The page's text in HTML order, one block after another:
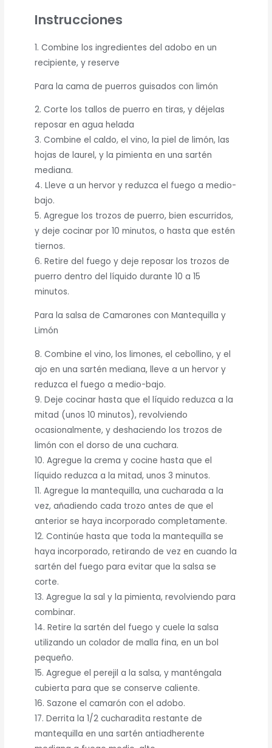
Instrucciones
1. Combine los ingredientes del adobo en un
recipiente, y reserve
Para la cama de puerros guisados con limón
2. Corte los tallos de puerro en tiras, y déjelas
reposar en agua helada
3. Combine el caldo, el vino, la piel de limón, las
hojas de laurel, y la pimienta en una sartén
mediana.
4. Lleve a un hervor y reduzca el fuego a medio-
bajo.
5. Agregue los trozos de puerro, bien escurridos,
y deje cocinar por 10 minutos, o hasta que estén
tiernos.
6. Retire del fuego y deje reposar los trozos de
puerro dentro del líquido durante 10 a 15
minutos.
Para la salsa de Camarones con Mantequilla y
Limón
8. Combine el vino, los limones, el cebollino, y el
ajo en una sartén mediana, lleve a un hervor y
reduzca el fuego a medio-bajo.
9. Deje cocinar hasta que el líquido reduzca a la
mitad (unos 10 minutos), revolviendo
ocasionalmente, y deshaciendo los trozos de
limón con el dorso de una cuchara.
10. Agregue la crema y cocine hasta que el
líquido reduzca a la mitad, unos 3 minutos.
11. Agregue la mantequilla, una cucharada a la
vez, añadiendo cada trozo antes de que el
anterior se haya incorporado completamente.
12. Continúe hasta que toda la mantequilla se
haya incorporado, retirando de vez en cuando la
sartén del fuego para evitar que la salsa se
corte.
13. Agregue la sal y la pimienta, revolviendo para
combinar.
14. Retire la sartén del fuego y cuele la salsa
utilizando un colador de malla fina, en un bol
pequeño.
15. Agregue el perejil a la salsa, y manténgala
cubierta para que se conserve caliente.
16. Sazone el camarón con el adobo.
17. Derrita la 1/2 cucharadita restante de
mantequilla en una sartén antiadherente